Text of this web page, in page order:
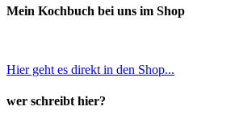
Mein Kochbuch bei uns im Shop
Hier geht es direkt in den Shop...
wer schreibt hier?